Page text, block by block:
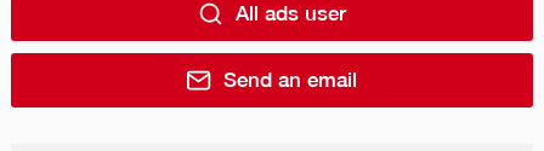
All ads user
Send an email